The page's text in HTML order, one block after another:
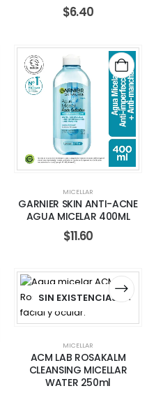
$6.40
MICELLAR
GARNIER SKIN ANTI-ACNE
AGUA MICELAR 400ML
$11.60
SIN EXISTENCIAS
MICELLAR
ACM LAB ROSAKALM
CLEANSING MICELLAR
WATER 250ml